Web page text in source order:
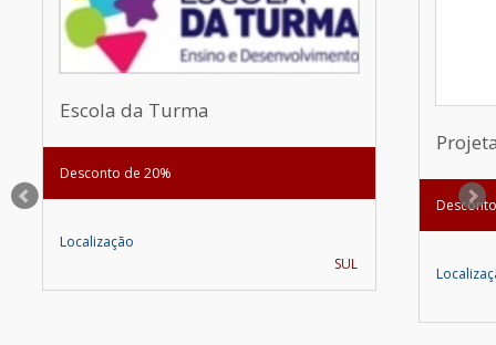
Escola da Turma
Desconto de 20%
Localização
SUL